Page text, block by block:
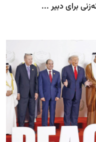
برای دبیر ...